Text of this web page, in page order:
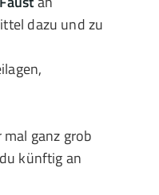
dazu und zu
ganz grob
künftig an